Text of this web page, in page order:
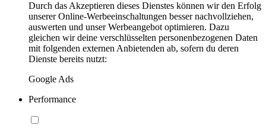
Durch das Akzeptieren dieses Dienstes können wir den Erfolg
unserer Online-Werbeeinschaltungen besser nachvollziehen,
auswerten und unser Werbeangebot optimieren. Dazu
gleichen wir deine verschlüsselten personenbezogenen Daten
mit folgenden externen Anbietenden ab, sofern du deren
Dienste bereits nutzt:
Google Ads
Performance